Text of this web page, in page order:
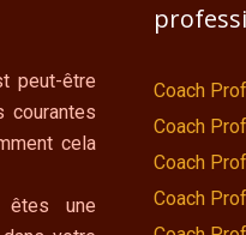
peut-être
courantes
cela
une
Coach
Coach
Coach
Coach